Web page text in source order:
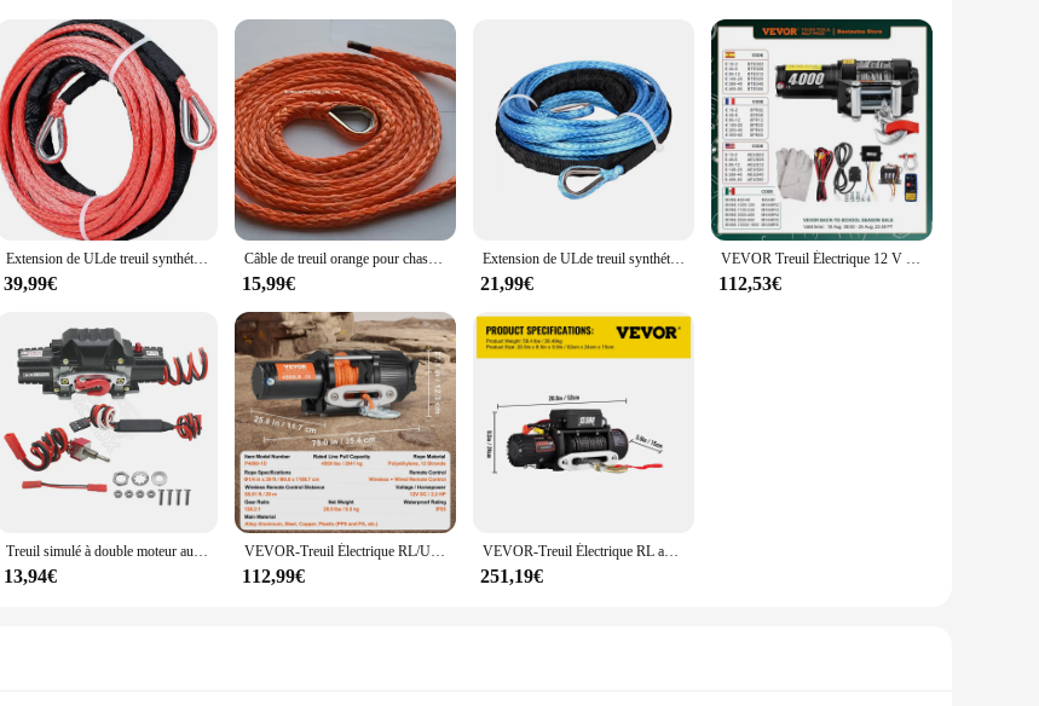
their property during the winter season. Constructed from robust high-strength polyester webbing, this strap is designed to
a secure connection between your vehicle and the snow plow, providing peace of mind as you tackle the toughest snow
the wear and tear of repeated use, making it a reliable addition to your snow removal equipment.
The strap's design allows for quick and easy installation, making it a breeze to attach your snow plow to your vehicle. The
and snow plows, providing a versatile solution for both personal and commercial use. Whether you're a homeowner clearing your
tool to get the job done efficiently and effectively.
Strap is engineered to meet the highest standards. The strap's performance is unmatched, capable of withstanding extreme
and the snow plow. The strap's design minimizes the risk of slippage or breakage, allowing you to focus on clearing snow
purchase, this strap is a valuable addition to your snow removal equipment, ensuring a safe and effective snow removal
Extension de ULde treuil synthétique, Rock Guard pour voiture de récupération tout-terrain 4tage, chasse-neige RL UTV, 6mm * 30m
39,99€
Câble de treuil orange pour chasse-neige, ULde levage de charrue RL, ULtout-terrain, bonne qualité, 6mm x 3m
15,99€
Extension de ULde treuil synthétique pour voiture, garde-roche pour voiture de récupération tout-terrain, ULde remorquage pour chasse-neige, RL UTV, 50 pieds, 1/4 pouces, 15m x 6mm, 39 pouces
21,99€
VEVOR Treuil Électrique 12 V Moteur, Treuil Électrique avec Télécommande sans Fil, Capacité 1814 kg, Treuil Électrique 12V de Levage en Acier, Longeur 13m
112,53€
Treuil simulé à double moteur automatique en métal RC, pour voiture 1/10 RC inoler Axial SCX10 TRtage D110 Tamiya CC01 RGT86100V2
13,94€
VEVOR-Treuil Électrique RL/UTV, Capacité de 4500 lb, 12V DC, avec Télécommande Filaire, Étanche pour UTV RL
112,99€
VEVOR-Treuil Électrique RL avec Corde Synthétique et Télécommande, pour Remorque de Voiture 4 Tages, 12V, 13500 Livres
251,19€